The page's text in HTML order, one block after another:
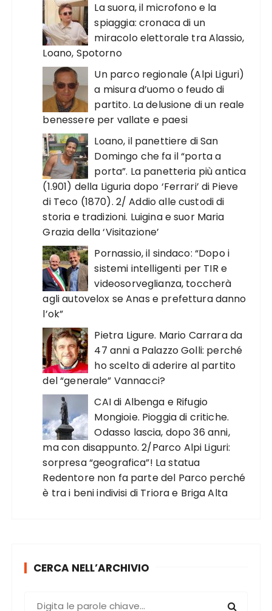
La suora, il microfono e la
spiaggia: cronaca di un
miracolo elettorale tra Alassio,
Loano, Spotorno
Un parco regionale (Alpi Liguri)
a misura d’uomo o feudo di
partito. La delusione di un reale
benessere per vallate e paesi
Loano, il panettiere di San
Domingo che fa il “porta a
porta”. La panetteria più antica
(1.901) della Liguria dopo ‘Ferrari’ di Pieve
di Teco (1870). 2/ Addio alle custodi di
storia e tradizioni. Luigina e suor Maria
Grazia della ‘Visitazione’
Pornassio, il sindaco: “Dopo i
sistemi intelligenti per TIR e
videosorveglianza, toccherà
agli autovelox se Anas e prefettura danno
l’ok”
Pietra Ligure. Mario Carrara da
47 anni a Palazzo Golli: perché
ho scelto di aderire al partito
del “generale” Vannacci?
CAI di Albenga e Rifugio
Mongioie. Pioggia di critiche.
Odasso lascia, dopo 36 anni,
ma con disappunto. 2/Parco Alpi Liguri:
sorpresa “geografica”! La statua
Redentore non fa parte del Parco perché
è tra i beni indivisi di Triora e Briga Alta
CERCA NELL’ARCHIVIO